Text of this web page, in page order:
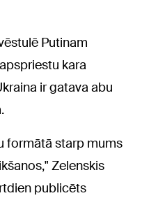
Putinam
kara
ir gatava abu
formātā starp mums
Zelenskis
publicēts